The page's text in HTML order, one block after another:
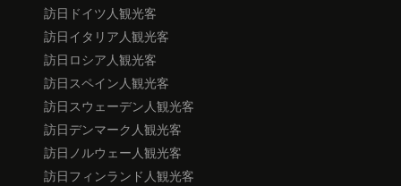
訪日ドイツ人観光客
訪日イタリア人観光客
訪日ロシア人観光客
訪日スペイン人観光客
訪日スウェーデン人観光客
訪日デンマーク人観光客
訪日ノルウェー人観光客
訪日フィンランド人観光客